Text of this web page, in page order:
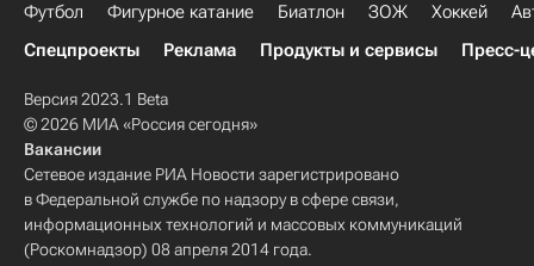
Футбол Фигурное катание Биатлон ЗОЖ Хоккей
Спецпроекты
Реклама Продукты и сервисы Пресс-
Версия 2023.1 Beta
© 2026 МИА «Россия сегодня»
Вакансии
Сетевое издание РИА Новости зарегистрировано
в Федеральной службе по надзору в сфере связи,
информационных технологий и массовых коммуникаций
(Роскомнадзор) 08 апреля 2014 года.